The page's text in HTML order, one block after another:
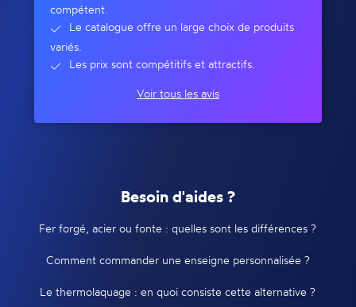
compétent.
Le catalogue offre un large choix de produits
variés.
Les prix sont compétitifs et attractifs.
Voir tous les avis
Besoin d'aides ?
Fer forgé, acier ou fonte : quelles sont les différences ?
Comment commander une enseigne personnalisée ?
Le thermolaquage : en quoi consiste cette alternative ?